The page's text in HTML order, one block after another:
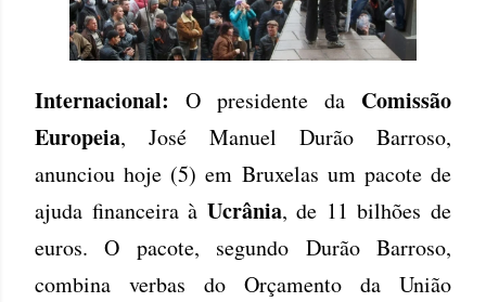
Internacional: O presidente da Comissão
Europeia, José Manuel Durão Barroso,
anunciou hoje (5) em Bruxelas um pacote de
ajuda financeira à Ucrânia, de 11 bilhões de
euros. O pacote, segundo Durão Barroso,
combina verbas do Orçamento da União